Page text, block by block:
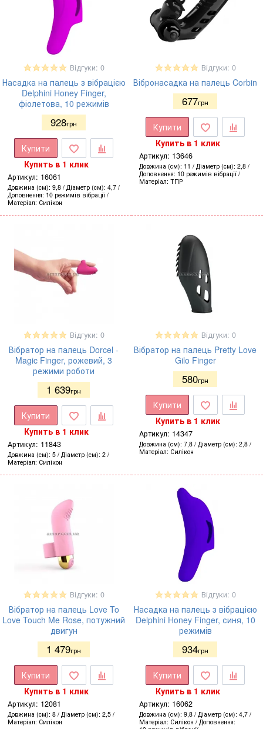
Відгуки: 0
Насадка на палець з вібрацією
Delphini Honey Finger,
фіолетова, 10 режимів
928грн
Купити
Купить в 1 клик
Артикул: 16061
Довжина (см) 9,8 Діаметр (см) 4,7
Доповнення 10 режимів вібрації
Матеріал Силікон
Відгуки: 0
Вібронасадка на палець Corbin
677грн
Купити
Купить в 1 клик
Артикул: 13646
Довжина (см) 11 Діаметр (см) 2,8
Доповнення 10 режимів вібрації
Матеріал ТПР
Відгуки: 0
Вібратор на палець Dorcel -
Magic Finger, рожевий, 3
режими роботи
1 639грн
Купити
Купить в 1 клик
Артикул: 11843
Довжина (см) 5 Діаметр (см) 2
Матеріал Силікон
Відгуки: 0
Вібратор на палець Pretty Love
Gilo Finger
580грн
Купити
Купить в 1 клик
Артикул: 14347
Довжина (см) 7,8 Діаметр (см) 2,8
Матеріал Силікон
Відгуки: 0
Вібратор на палець Love To
Love Touch Me Rose, потужний
двигун
1 479грн
Купити
Купить в 1 клик
Артикул: 12081
Довжина (см) 8 Діаметр (см) 2,5
Матеріал Силікон
Відгуки: 0
Насадка на палець з вібрацією
Delphini Honey Finger, синя, 10
режимів
934грн
Купити
Купить в 1 клик
Артикул: 16062
Довжина (см) 9,8 Діаметр (см) 4,7
Матеріал Силікон
Доповнення